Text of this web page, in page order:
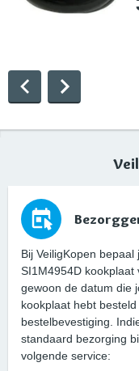
Bij VeiligKopen
SI1M4954D
gewoon de datum die
kookplaat hebt
bestelbevestiging.
standaard bezorging
volgende service: